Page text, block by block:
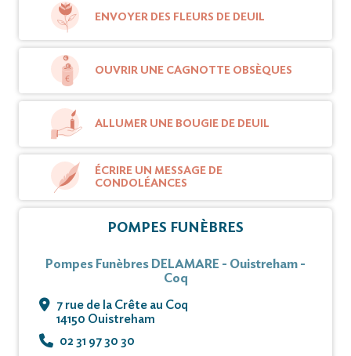
ENVOYER DES FLEURS DE DEUIL
OUVRIR UNE CAGNOTTE OBSÈQUES
ALLUMER UNE BOUGIE DE DEUIL
ÉCRIRE UN MESSAGE DE
CONDOLÉANCES
POMPES FUNÈBRES
Pompes Funèbres DELAMARE - Ouistreham -
Coq
7 rue de la Crête au Coq
14150 Ouistreham
02 31 97 30 30